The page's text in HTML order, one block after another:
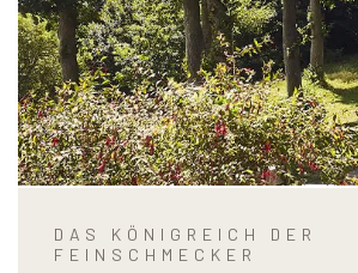
DAS KÖNIGREICH DER
FEINSCHMECKER